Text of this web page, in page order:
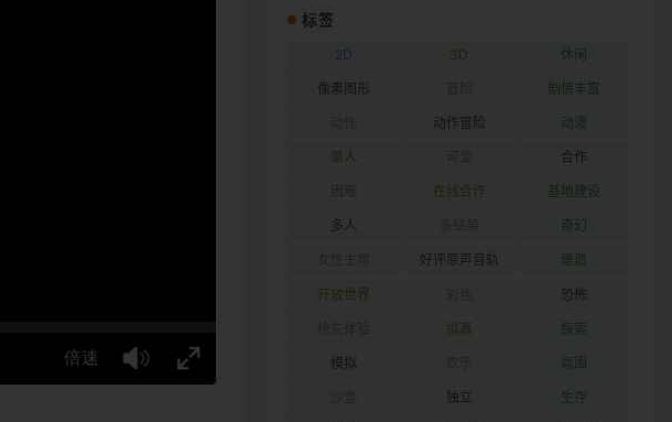
标签
2D 3D 休闲
像素图形 剧情丰富
动作冒险 动漫
单人 合作
在线合作 基地建设
多人 奇幻
好评原声音轨 建造
开放世界 恐怖
拟真 探索
模拟 氛围
独立 生存